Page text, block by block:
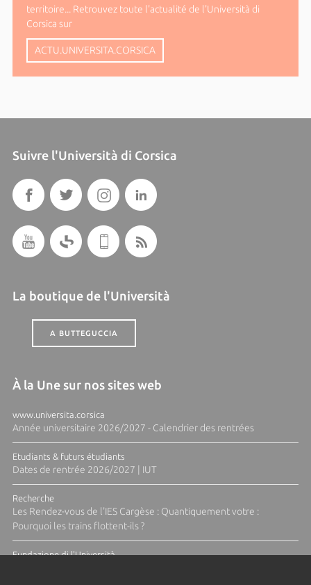
territoire... Retrouvez toute l'actualité de l'Università di
Corsica sur
ACTU.UNIVERSITA.CORSICA
Suivre l'Università di Corsica
La boutique de l'Università
A BUTTEGUCCIA
À la Une sur nos sites web
www.universita.corsica
Année universitaire 2026/2027 - Calendrier des rentrées
Etudiants & futurs étudiants
Dates de rentrée 2026/2027 | IUT
Recherche
Les Rendez-vous de l'IES Cargèse : Quantiquement votre :
Pourquoi les trains flottent-ils ?
Fundazione di l'Università